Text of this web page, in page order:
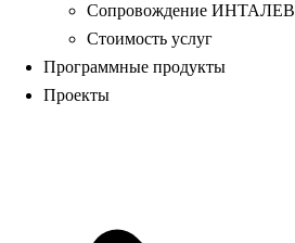
Сопровождение ИНТАЛЕВ
Стоимость услуг
Программные продукты
Проекты